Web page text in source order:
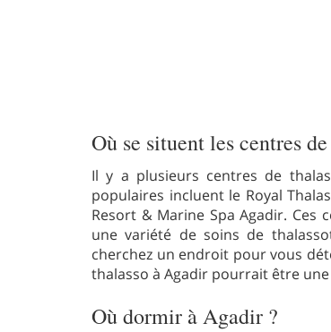
Où se situent les centres
Il y a plusieurs centres de
populaires incluent le Royal
Resort & Marine Spa Agadir.
une variété de soins de
cherchez un endroit pour vous
thalasso à Agadir pourrait être
Où dormir à Agadir ?